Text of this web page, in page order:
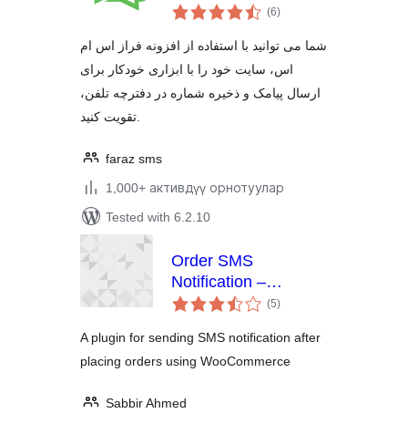
(6total
ratings
)
شما می توانید با استفاده از افزونه فراز اس ام
اس، سایت خود را با ابزاری خودکار برای
ارسال پیامک و ذخیره شماره در دفترچه تلفن،
faraz sms
1,000+ активдүү орнотуулар
Tested with 6.2.10
Order SMS
Notification –
WooCommerce
(5total
ratings
)
A plugin for sending SMS notification after
placing orders using WooCommerce
Sabbir Ahmed